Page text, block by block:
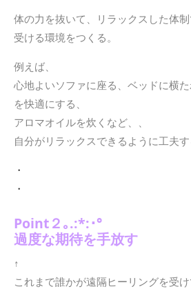
体の力を抜いて、リラックスした体
受ける環境をつくる。
例えば、
心地よいソファに座る、ベッドに横
を快適にする、
アロマオイルを炊くなど、、
自分がリラックスできるように工夫す
・
・
Point２｡.:*:･°
過度な期待を手放す
↑
これまで誰かが遠隔ヒーリングを受け